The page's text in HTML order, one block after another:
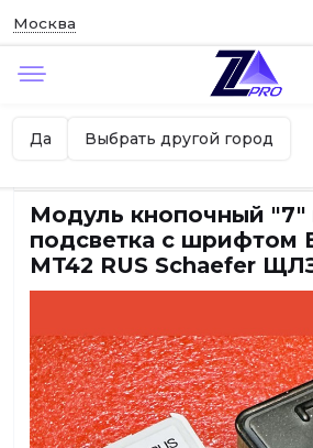
Москва
Москва ваш город?
Да Выбрать другой город
Главная
ЛИФТЫ
Вызывные и приказные посты, модуль
Модуль кнопочный "7"
подсветка с шрифтом
MT42 RUS Schaefer